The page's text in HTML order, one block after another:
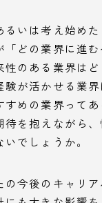
いは考え始め
「どの業界に進
のある業界はど
験が活かせる業
めの業界ってあ
を抱えながら、
でしょうか。
の今後のキャリ